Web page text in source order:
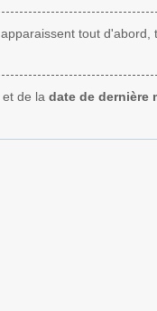
tout d'abord,
et de la date de dernière